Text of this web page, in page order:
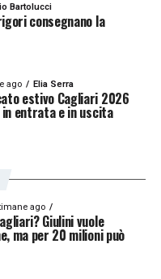
Bartolucci
consegnano la
ago Elia Serra
estivo Cagliari 2026
entrata e in uscita
ago
Giulini vuole
ma per 20 milioni può